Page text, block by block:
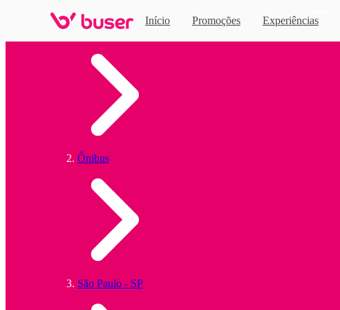
Início Promoções Experiências
Ônibus
São Paulo - SP